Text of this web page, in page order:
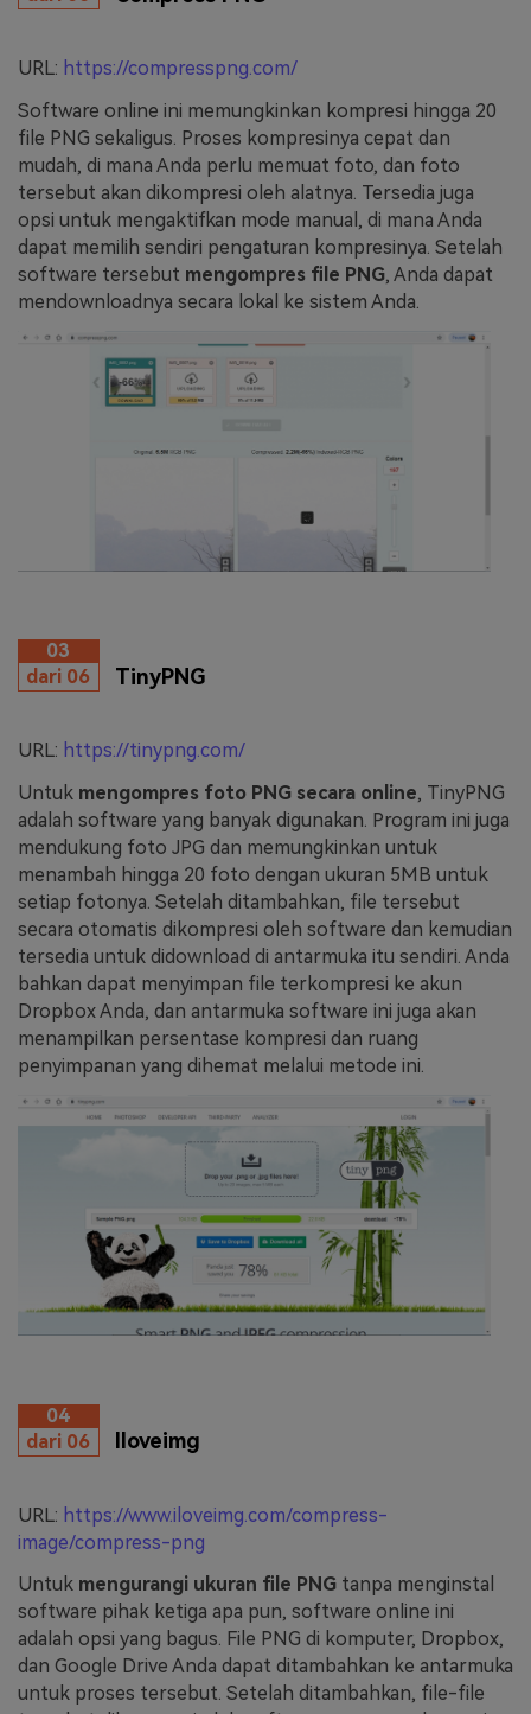
URL: https://compresspng.com/
Software online ini memungkinkan kompresi hingga 20
file PNG sekaligus. Proses kompresinya cepat dan
mudah, di mana Anda perlu memuat foto, dan foto
tersebut akan dikompresi oleh alatnya. Tersedia juga
opsi untuk mengaktifkan mode manual, di mana Anda
dapat memilih sendiri pengaturan kompresinya. Setelah
software tersebut mengompres file PNG, Anda dapat
mendownloadnya secara lokal ke sistem Anda.
03
dari 06
TinyPNG
URL: https://tinypng.com/
Untuk mengompres foto PNG secara online, TinyPNG
adalah software yang banyak digunakan. Program ini juga
mendukung foto JPG dan memungkinkan untuk
menambah hingga 20 foto dengan ukuran 5MB untuk
setiap fotonya. Setelah ditambahkan, file tersebut
secara otomatis dikompresi oleh software dan kemudian
tersedia untuk didownload di antarmuka itu sendiri. Anda
bahkan dapat menyimpan file terkompresi ke akun
Dropbox Anda, dan antarmuka software ini juga akan
menampilkan persentase kompresi dan ruang
penyimpanan yang dihemat melalui metode ini.
04
dari 06
Iloveimg
URL: https://www.iloveimg.com/compress-
image/compress-png
Untuk mengurangi ukuran file PNG tanpa menginstal
software pihak ketiga apa pun, software online ini
adalah opsi yang bagus. File PNG di komputer, Dropbox,
dan Google Drive Anda dapat ditambahkan ke antarmuka
untuk proses tersebut. Setelah ditambahkan, file-file